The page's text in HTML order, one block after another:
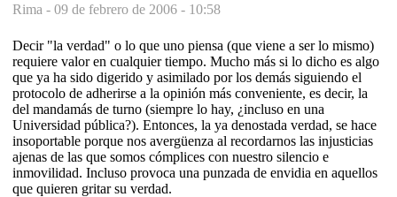
Rima - 09 de febrero de 2006 - 10:58
Decir "la verdad" o lo que uno piensa (que viene a ser lo mismo)
requiere valor en cualquier tiempo. Mucho más si lo dicho es algo
que ya ha sido digerido y asimilado por los demás siguiendo el
protocolo de adherirse a la opinión más conveniente, es decir, la
del mandamás de turno (siempre lo hay, ¿incluso en una
Universidad pública?). Entonces, la ya denostada verdad, se hace
insoportable porque nos avergüenza al recordarnos las injusticias
ajenas de las que somos cómplices con nuestro silencio e
inmovilidad. Incluso provoca una punzada de envidia en aquellos
que quieren gritar su verdad.